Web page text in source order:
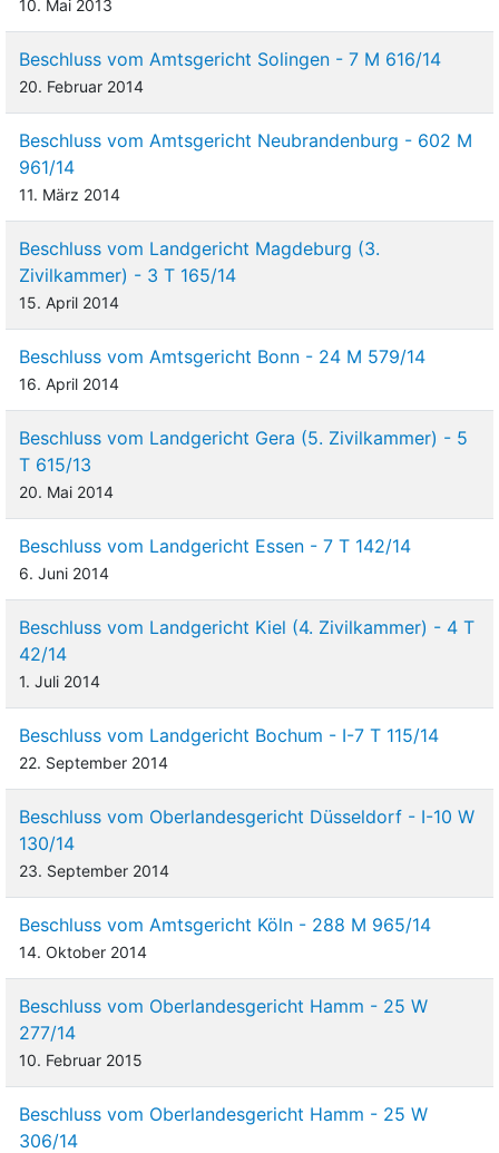
10. Mai 2013
Beschluss vom Amtsgericht Solingen - 7 M 616/14
20. Februar 2014
Beschluss vom Amtsgericht Neubrandenburg - 602 M
961/14
11. März 2014
Beschluss vom Landgericht Magdeburg (3.
Zivilkammer) - 3 T 165/14
15. April 2014
Beschluss vom Amtsgericht Bonn - 24 M 579/14
16. April 2014
Beschluss vom Landgericht Gera (5. Zivilkammer) - 5
T 615/13
20. Mai 2014
Beschluss vom Landgericht Essen - 7 T 142/14
6. Juni 2014
Beschluss vom Landgericht Kiel (4. Zivilkammer) - 4 T
42/14
1. Juli 2014
Beschluss vom Landgericht Bochum - I-7 T 115/14
22. September 2014
Beschluss vom Oberlandesgericht Düsseldorf - I-10 W
130/14
23. September 2014
Beschluss vom Amtsgericht Köln - 288 M 965/14
14. Oktober 2014
Beschluss vom Oberlandesgericht Hamm - 25 W
277/14
10. Februar 2015
Beschluss vom Oberlandesgericht Hamm - 25 W
306/14